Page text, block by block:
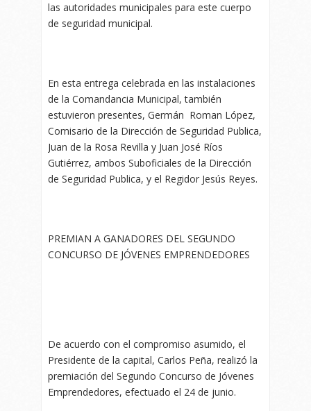
las autoridades municipales para este cuerpo
de seguridad municipal.
En esta entrega celebrada en las instalaciones
de la Comandancia Municipal, también
estuvieron presentes, Germán Roman López,
Comisario de la Dirección de Seguridad Publica,
Juan de la Rosa Revilla y Juan José Ríos
Gutiérrez, ambos Suboficiales de la Dirección
de Seguridad Publica, y el Regidor Jesús Reyes.
PREMIAN A GANADORES DEL SEGUNDO
CONCURSO DE JÓVENES EMPRENDEDORES
De acuerdo con el compromiso asumido, el
Presidente de la capital, Carlos Peña, realizó la
premiación del Segundo Concurso de Jóvenes
Emprendedores, efectuado el 24 de junio.